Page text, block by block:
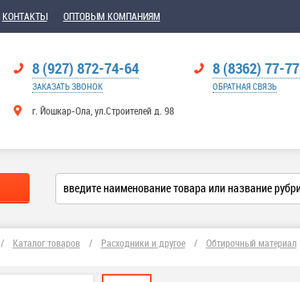
КОНТАКТЫ ОПТОВЫМ КОМПАНИЯМ
8 (927) 872-74-64
ЗАКАЗАТЬ ЗВОНОК
г. Йошкар-Ола, ул.Строителей д. 98
8 (8362) 77-
ОБРАТНАЯ СВЯЗЬ
/ Каталог товаров / Расходники и другое / Обтирочный материал